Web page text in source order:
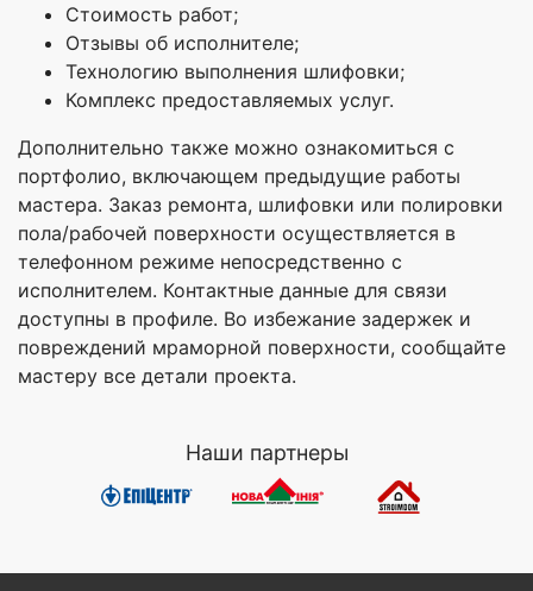
Стоимость работ;
Отзывы об исполнителе;
Технологию выполнения шлифовки;
Комплекс предоставляемых услуг.
Дополнительно также можно ознакомиться с
портфолио, включающем предыдущие работы
мастера. Заказ ремонта, шлифовки или полировки
пола/рабочей поверхности осуществляется в
телефонном режиме непосредственно с
исполнителем. Контактные данные для связи
доступны в профиле. Во избежание задержек и
повреждений мраморной поверхности, сообщайте
мастеру все детали проекта.
Наши партнеры